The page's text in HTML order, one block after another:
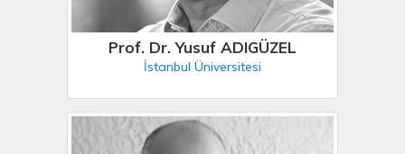
Prof. Dr. Yusuf ADIGÜZEL
İstanbul Üniversitesi